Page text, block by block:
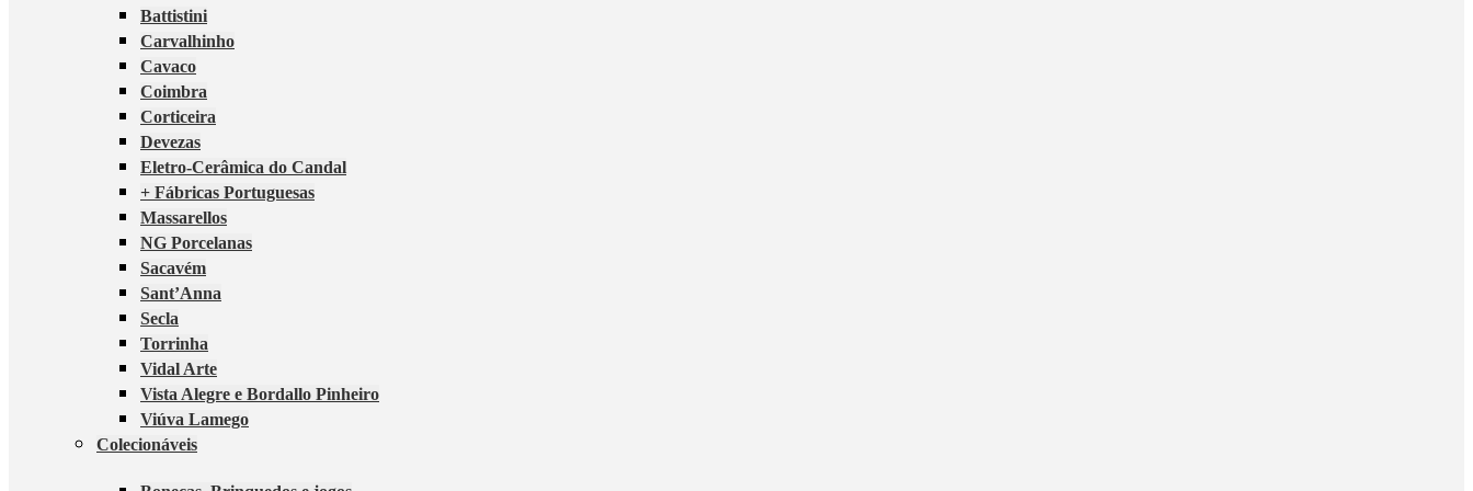
Battistini
Carvalhinho
Cavaco
Coimbra
Corticeira
Devezas
Eletro-Cerâmica do Candal
+ Fábricas Portuguesas
Massarellos
NG Porcelanas
Sacavém
Sant’Anna
Secla
Torrinha
Vidal Arte
Vista Alegre e Bordallo Pinheiro
Viúva Lamego
Colecionáveis